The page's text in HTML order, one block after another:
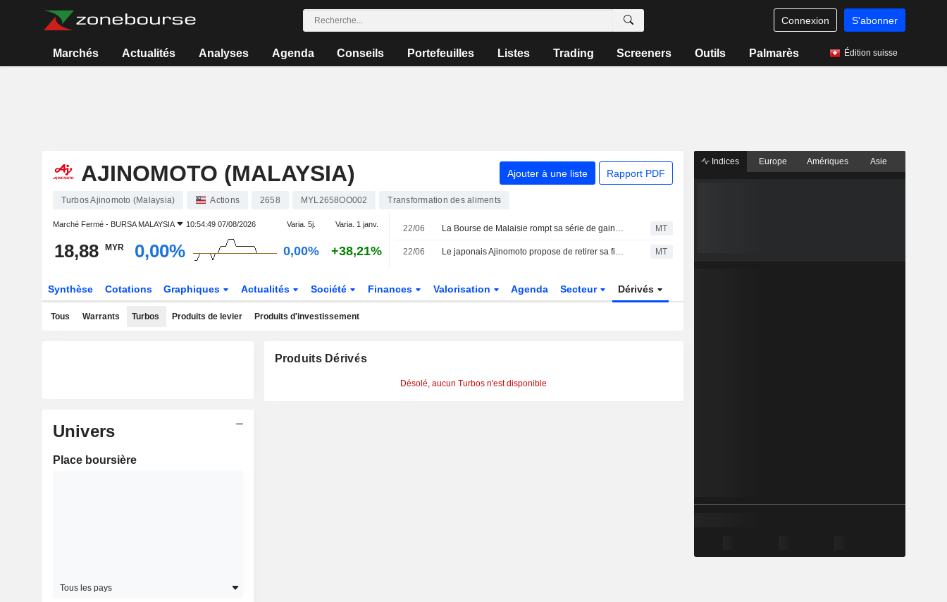
Connexion S'abonner
Marchés Actualités Analyses Agenda Conseils Portefeuilles Listes Trading Screeners Outils Palmarès Édition suisse
AJINOMOTO (MALAYSIA) Ajouter à une liste Rapport PDF
Turbos Ajinomoto (Malaysia) Actions 2658 MYL2658OO002 Transformation des aliments
Marché Fermé - BURSA MALAYSIA 10:54:49 07/08/2026 Varia. 5j. Varia. 1 janv.
18,88 MYR 0,00% 0,00% +38,21%
22/06 La Bourse de Malaisie rompt sa série de gains et s'inscrit à contre-courant de la région MT
22/06 Le japonais Ajinomoto propose de retirer sa filiale malaisienne de la cote MT
Synthèse Cotations Graphiques Actualités Société Finances Valorisation Agenda Secteur Dérivés
Tous Warrants Turbos Produits de levier Produits d'investissement
Univers
Place boursière
Tous les pays
Produits Dérivés
Désolé, aucun Turbos n'est disponible
Indices Europe Amériques Asie